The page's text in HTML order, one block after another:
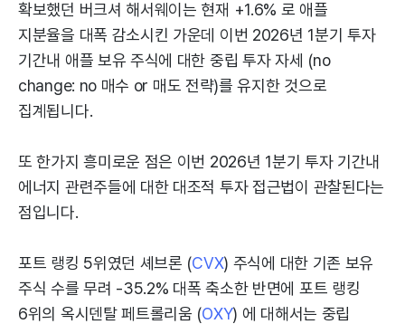
확보했던 버크셔 해서웨이는 현재 +1.6% 로 애플
지분율을 대폭 감소시킨 가운데 이번 2026년 1분기 투자
기간내 애플 보유 주식에 대한 중립 투자 자세 (no
change: no 매수 or 매도 전략)를 유지한 것으로
집계됩니다.
또 한가지 흥미로운 점은 이번 2026년 1분기 투자 기간내
에너지 관련주들에 대한 대조적 투자 접근법이 관찰된다는
점입니다.
포트 랭킹 5위였던 셰브론 (CVX) 주식에 대한 기존 보유
주식 수를 무려 -35.2% 대폭 축소한 반면에 포트 랭킹
6위의 옥시덴탈 페트롤리움 (OXY) 에 대해서는 중립